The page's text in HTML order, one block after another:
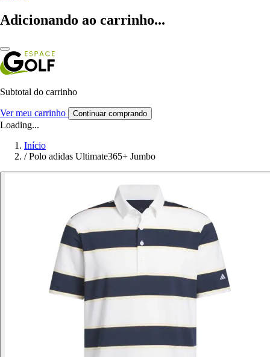
Adicionando ao carrinho...
Subtotal do carrinho
Ver meu carrinho Continuar comprando
Loading...
Início
/ Polo adidas Ultimate365+ Jumbo